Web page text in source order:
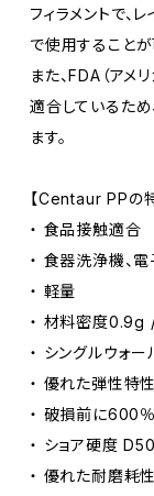
フィラメントで、
で使用することが
また、FDA（ア
適合しているた
ます。
【Centaur PPの
・ 食品接触適合
・ 食器洗浄機、
・ 軽量
・ 材料密度0.9g
・ シングルウォ
・ 優れた弾性特性
・ 破損前に600
・ ショア硬度 D50
・ 優れた耐磨耗